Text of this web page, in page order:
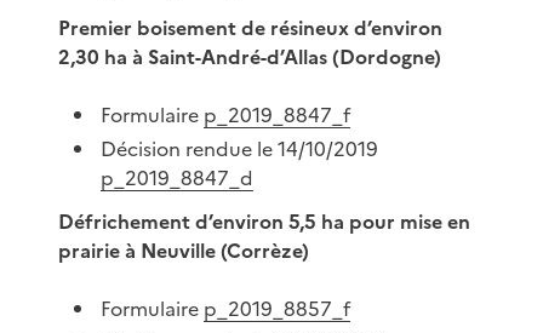
Premier boisement de résineux d’environ
2,30 ha à Saint-André-d’Allas (Dordogne)
Formulaire p_2019_8847_f
Décision rendue le 14/10/2019
p_2019_8847_d
Défrichement d’environ 5,5 ha pour mise en
prairie à Neuville (Corrèze)
Formulaire p_2019_8857_f